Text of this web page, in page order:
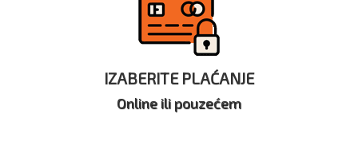
IZABERITE PLAĆANJE
Online ili pouzećem